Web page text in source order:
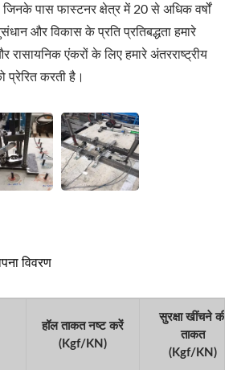
पास फास्टनर क्षेत्र में 20 से अधिक वर्षों
और विकास के प्रति प्रतिबद्धता हमारे
रासायनिक एंकरों के लिए हमारे अंतरराष्ट्रीय
प्रेरित करती है।
विवरण
हॉल ताकत नष्ट करें
(Kgf/KN)
सुरक्षा खींचने की
ताकत
(Kgf/KN)